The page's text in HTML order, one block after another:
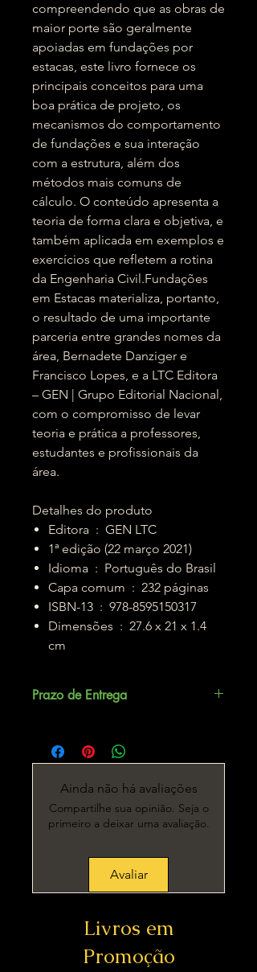
compreendendo que as obras de
maior porte são geralmente
apoiadas em fundações por
estacas, este livro fornece os
principais conceitos para uma
boa prática de projeto, os
mecanismos do comportamento
de fundações e sua interação
com a estrutura, além dos
métodos mais comuns de
cálculo. O conteúdo apresenta a
teoria de forma clara e objetiva, e
também aplicada em exemplos e
exercícios que refletem a rotina
da Engenharia Civil.Fundações
em Estacas materializa, portanto,
o resultado de uma importante
parceria entre grandes nomes da
área, Bernadete Danziger e
Francisco Lopes, e a LTC Editora
– GEN | Grupo Editorial Nacional,
com o compromisso de levar
teoria e prática a professores,
estudantes e profissionais da
área.
Detalhes do produto
Editora ‏ : ‎ GEN LTC
1ª edição (22 março 2021)
Idioma ‏ : ‎ Português do Brasil
Capa comum ‏ : ‎ 232 páginas
ISBN-13 ‏ : ‎ 978-8595150317
Dimensões ‏ : ‎ 27.6 x 21 x 1.4
cm
Prazo de Entrega
Ainda não há avaliações
Compartilhe sua opinião. Seja o
primeiro a deixar uma avaliação.
Avaliar
Livros em
Promoção